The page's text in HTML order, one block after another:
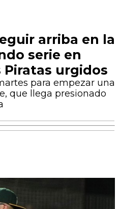
arriba en la
serie en
Piratas urgidos
para empezar una
que llega presionado